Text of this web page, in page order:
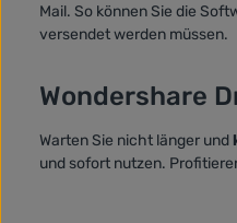
Mail. So können Sie die
versendet werden müssen.
Wondershare
Warten Sie nicht länger und
und sofort nutzen.